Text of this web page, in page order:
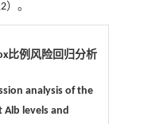
）。
比例风险回归分析
analysis of the
levels and